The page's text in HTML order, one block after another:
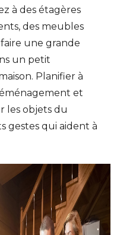
à des étagères
des meubles
une grande
un petit
Planifier à
et
les objets du
gestes qui aident à